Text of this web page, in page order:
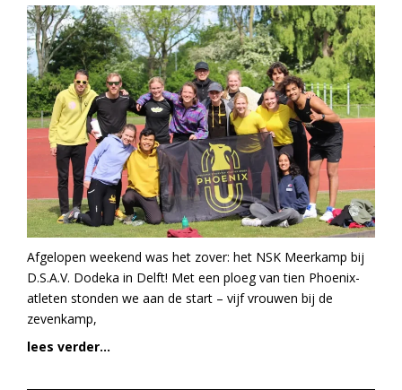
Afgelopen weekend was het zover: het NSK Meerkamp bij
D.S.A.V. Dodeka in Delft! Met een ploeg van tien Phoenix-
atleten stonden we aan de start – vijf vrouwen bij de
zevenkamp,
lees verder...